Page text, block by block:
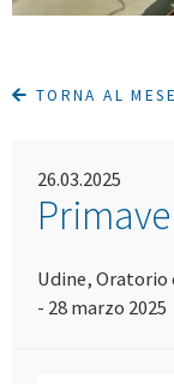
TORNA AL
26.03.2025
Udine, Oratorio
- 28 marzo 2025